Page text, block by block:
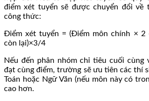
điểm xét tuyển sẽ được chuyển đổi về
công thức:
Điểm xét tuyển = (Điểm môn chính × 2
còn lại)×3/4
Nếu đến phân nhóm chỉ tiêu cuối cùng
đạt cùng điểm, trường sẽ ưu tiên các thí
Toán hoặc Ngữ Văn (nếu môn này có
cao hơn.